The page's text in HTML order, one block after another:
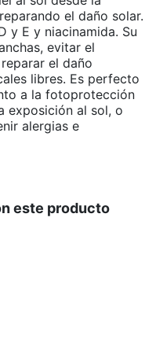
el daño solar.
y E y niacinamida. Su
evitar el
el daño
libres. Es perfecto
a la fotoprotección
exposición al sol, o
alergias e
este producto